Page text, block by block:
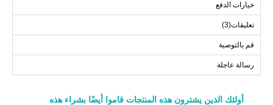
48
114
138
50
118
138
خيارات الدفع
تعليقات(3)
قم بالتوصية
رسالة عاجلة
أولئك الذين يشترون هذه المنتجات قاموا أيضًا بشراء هذه